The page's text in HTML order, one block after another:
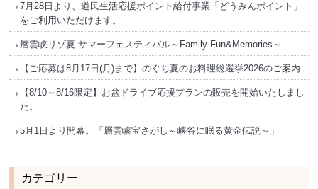
7月28日より、道民生活応援ポイント給付事業「どうみんポイント」
をご利用いただけます。
層雲峡リゾ夏 サマーフェスティバル～Family Fun&Memories～
【ご応募は8月17日(月)まで】のぐち夏のお料理総選挙2026のご案内
【8/10～8/16限定】お盆ドライブ応援プランの販売を開始いたしまし
た。
5月1日より開幕。「層雲峡宝さがし～峡谷に眠る黄金伝説～」
カテゴリー